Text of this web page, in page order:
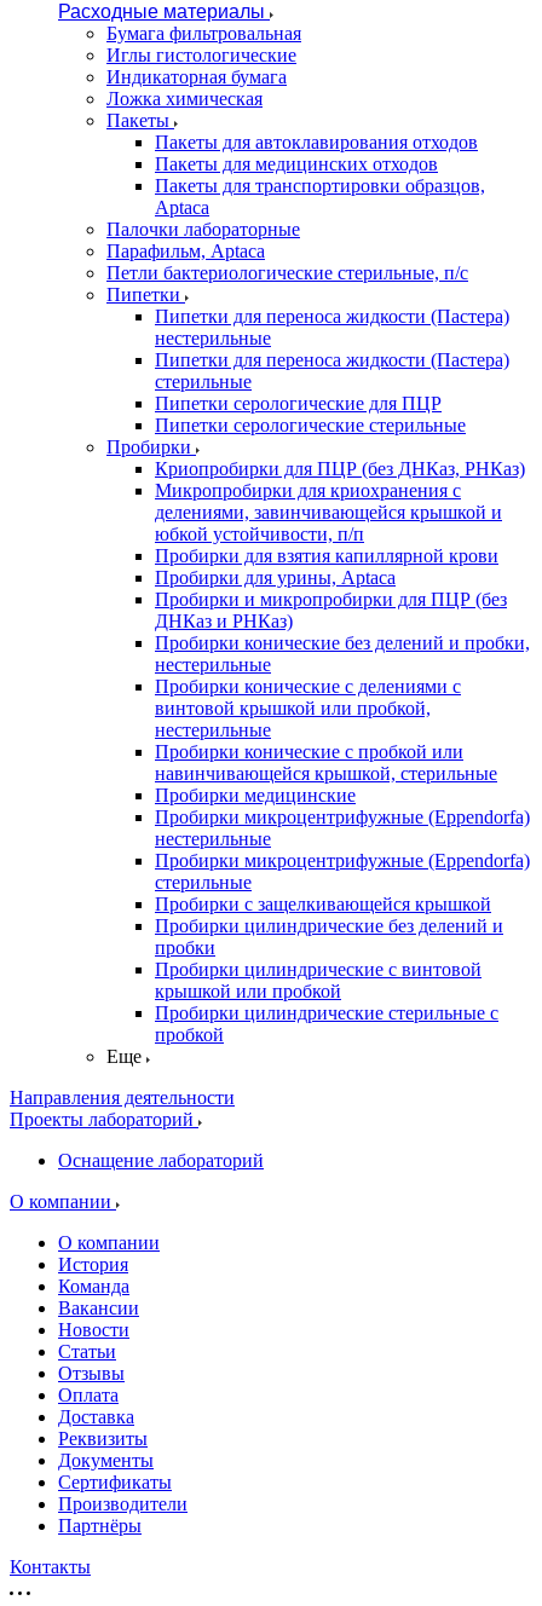
Расходные материалы
Бумага фильтровальная
Иглы гистологические
Индикаторная бумага
Ложка химическая
Пакеты
Пакеты для автоклавирования отходов
Пакеты для медицинских отходов
Пакеты для транспортировки образцов,
Aptaca
Палочки лабораторные
Парафильм, Aptaca
Петли бактериологические стерильные, п/с
Пипетки
Пипетки для переноса жидкости (Пастера)
нестерильные
Пипетки для переноса жидкости (Пастера)
стерильные
Пипетки серологические для ПЦР
Пипетки серологические стерильные
Пробирки
Криопробирки для ПЦР (без ДНКаз, РНКаз)
Микропробирки для криохранения с
делениями, завинчивающейся крышкой и
юбкой устойчивости, п/п
Пробирки для взятия капиллярной крови
Пробирки для урины, Aptaca
Пробирки и микропробирки для ПЦР (без
ДНКаз и РНКаз)
Пробирки конические без делений и пробки,
нестерильные
Пробирки конические с делениями с
винтовой крышкой или пробкой,
нестерильные
Пробирки конические с пробкой или
навинчивающейся крышкой, стерильные
Пробирки медицинские
Пробирки микроцентрифужные (Eppendorfа)
нестерильные
Пробирки микроцентрифужные (Eppendorfа)
стерильные
Пробирки с защелкивающейся крышкой
Пробирки цилиндрические без делений и
пробки
Пробирки цилиндрические с винтовой
крышкой или пробкой
Пробирки цилиндрические стерильные с
пробкой
Еще
Направления деятельности
Проекты лабораторий
Оснащение лабораторий
О компании
О компании
История
Команда
Вакансии
Новости
Статьи
Отзывы
Оплата
Доставка
Реквизиты
Документы
Сертификаты
Производители
Партнёры
Контакты